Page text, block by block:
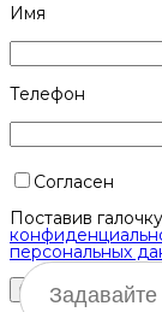
Имя
Телефон
Согласен
Поставив
персональных